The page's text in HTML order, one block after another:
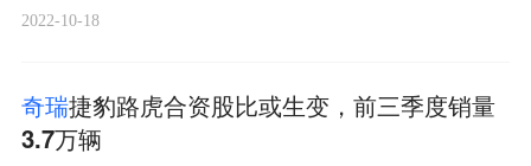
2022-10-18
奇瑞捷豹路虎合资股比或生变，前三季度销量
3.7万辆